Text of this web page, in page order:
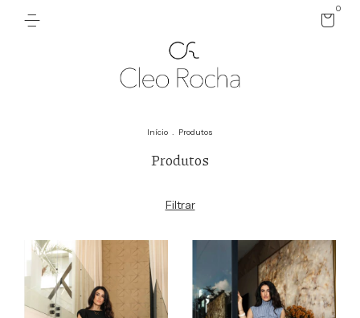
0
Início . Produtos
Produtos
Filtrar